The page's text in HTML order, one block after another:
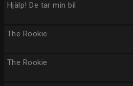
Hjälp! De tar min bil
The Rookie
The Rookie